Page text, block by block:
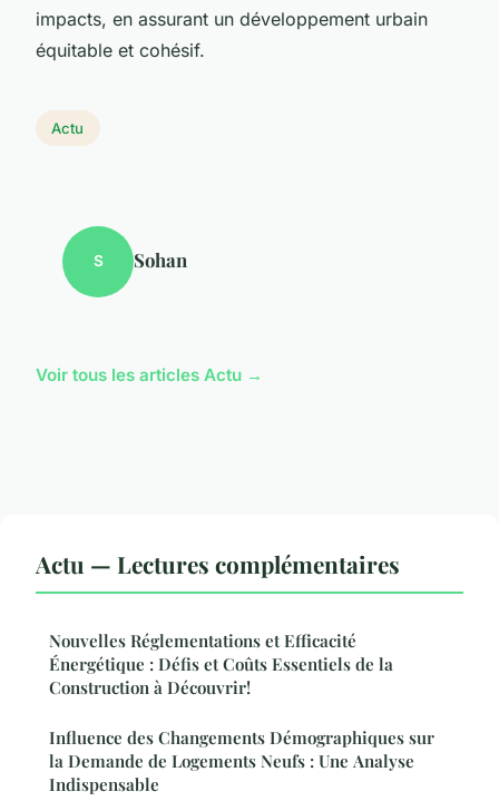
impacts, en assurant un développement urbain
équitable et cohésif.
Actu
S Sohan
Voir tous les articles Actu →
Actu — Lectures complémentaires
Nouvelles Réglementations et Efficacité
Énergétique : Défis et Coûts Essentiels de la
Construction à Découvrir!
Influence des Changements Démographiques sur
la Demande de Logements Neufs : Une Analyse
Indispensable